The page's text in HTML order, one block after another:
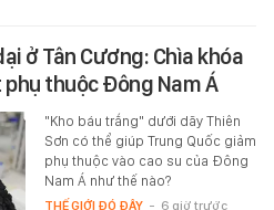
ở Tân Cương: Chìa khóa
thuộc Đông Nam Á
"Kho báu trắng" dưới dãy Thiên
Sơn có thể giúp Trung Quốc giảm
phụ thuộc vào cao su của Đông
Nam Á như thế nào?
THẾ GIỚI ĐÓ ĐÂY - 6 giờ trước